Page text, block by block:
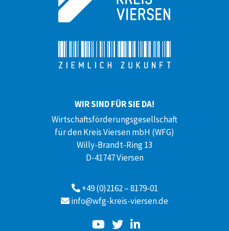
WIR SIND FÜR SIE DA!
Wirtschaftsförderungsgesellschaft
für den Kreis Viersen mbH (WFG)
Willy-Brandt-Ring 13
D-41747 Viersen
+49 (0)2162 – 8179-01
info@wfg-kreis-viersen.de